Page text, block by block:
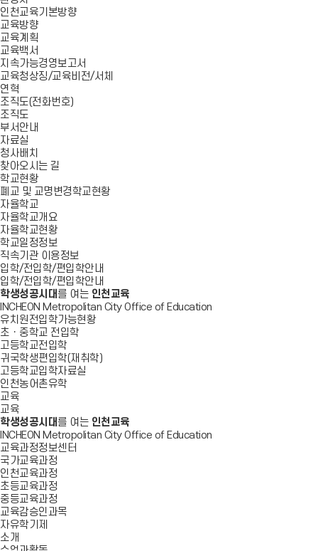
인천교육기본방향
교육방향
교육계획
교육백서
지속가능경영보고서
교육청상징/교육비전/서체
연혁
조직도(전화번호)
조직도
부서안내
자료실
청사배치
찾아오시는 길
학교현황
폐교 및 교명변경학교현황
자율학교
자율학교개요
자율학교현황
학교일정정보
직속기관 이용정보
입학/전입학/편입학안내
입학/전입학/편입학안내
학생성공시대 를 여는 인천교육
INCHEON Metropolitan City Office of Education
유치원전입학가능현황
초ㆍ중학교 전입학
고등학교전입학
귀국학생편입학(재취학)
고등학교입학자료실
인천농어촌유학
교육
교육
학생성공시대 를 여는 인천교육
INCHEON Metropolitan City Office of Education
교육과정정보센터
국가교육과정
인천교육과정
초등교육과정
중등교육과정
교육감승인과목
자유학기제
소개